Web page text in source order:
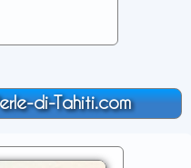
di-Tahiti.com